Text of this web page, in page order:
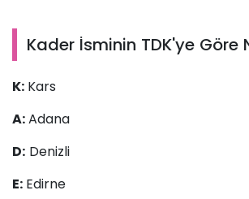
Kader İsminin TDK'ye Göre
K: Kars
A:Adana
D: Denizli
E: Edirne